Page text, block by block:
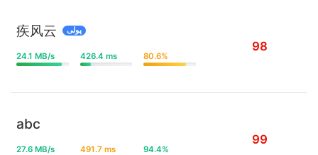
疾风云 پولی
24.1 MB/s 426.4 ms 80.6%
98
abc
27.6 MB/s 491.7 ms 94.4%
99